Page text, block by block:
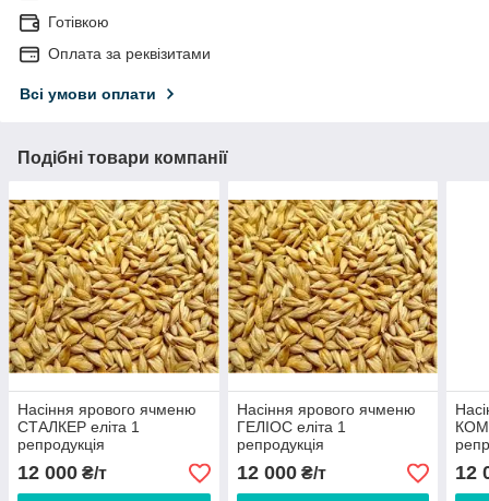
Готівкою
Оплата за реквізитами
Всі умови оплати
Подібні товари компанії
Насіння ярового ячменю
СТАЛКЕР еліта 1
репродукція
12 000 ₴/т
Насіння ярового ячменю
ГЕЛІОС еліта 1
репродукція
12 000₴/т 12